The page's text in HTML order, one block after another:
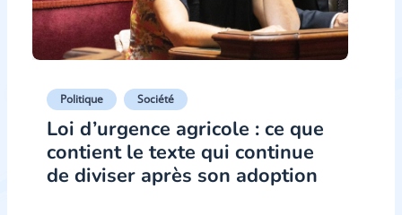
Politique Société
Loi d’urgence agricole : ce que
contient le texte qui continue
de diviser après son adoption